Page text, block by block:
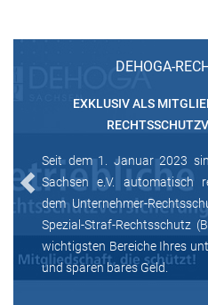
DEHOGA-
EXKLUSIV ALS
Seit dem 1. Januar 2023
Sachsen e.V. automatisch
dem Unternehmer-
Spezial-Straf-Rechtsschutz
wichtigsten Bereiche Ihres
und sparen bares Geld.
Previous